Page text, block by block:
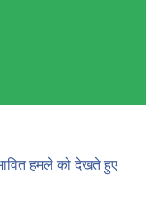
हमले को देखते हुए